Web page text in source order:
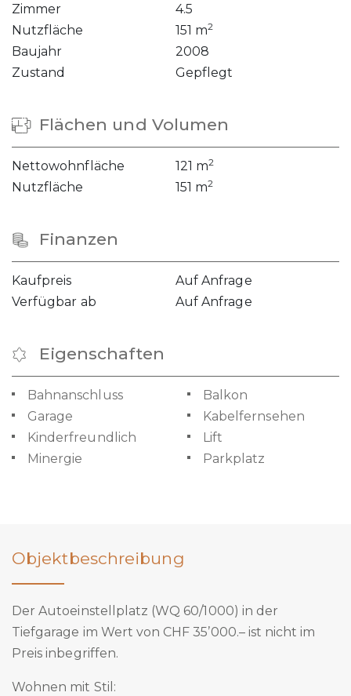
Zimmer
4.5
Nutzfläche
151 m2
Baujahr
2008
Zustand
Gepflegt
Flächen und Volumen
Nettowohnfläche 121 m2
Nutzfläche 151 m2
Finanzen
Kaufpreis
Auf Anfrage
Verfügbar ab
Auf Anfrage
Eigenschaften
Bahnanschluss
Balkon
Garage
Kabelfernsehen
Kinderfreundlich
Lift
Minergie
Parkplatz
Objektbeschreibung
Der Autoeinstellplatz (WQ 60/1000) in der
Tiefgarage im Wert von CHF 35’000.– ist nicht im
Preis inbegriffen.
Wohnen mit Stil: